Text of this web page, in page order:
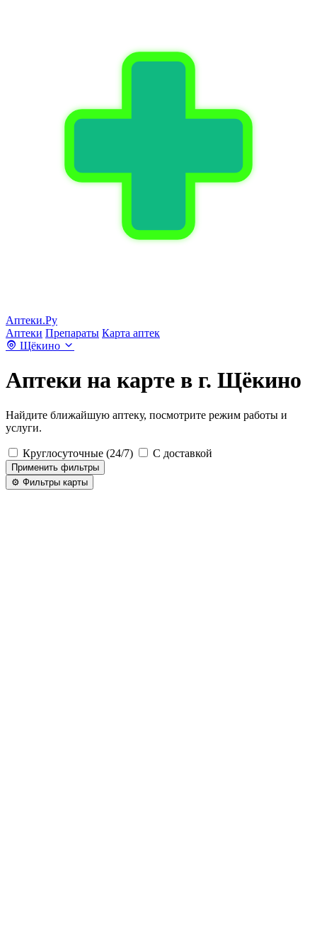
Аптеки.Ру
Аптеки Препараты Карта аптек
Щёкино
Аптеки на карте в г. Щёкино
Найдите ближайшую аптеку, посмотрите режим работы и
услуги.
Круглосуточные (24/7) С доставкой
Применить фильтры
⚙️ Фильтры карты